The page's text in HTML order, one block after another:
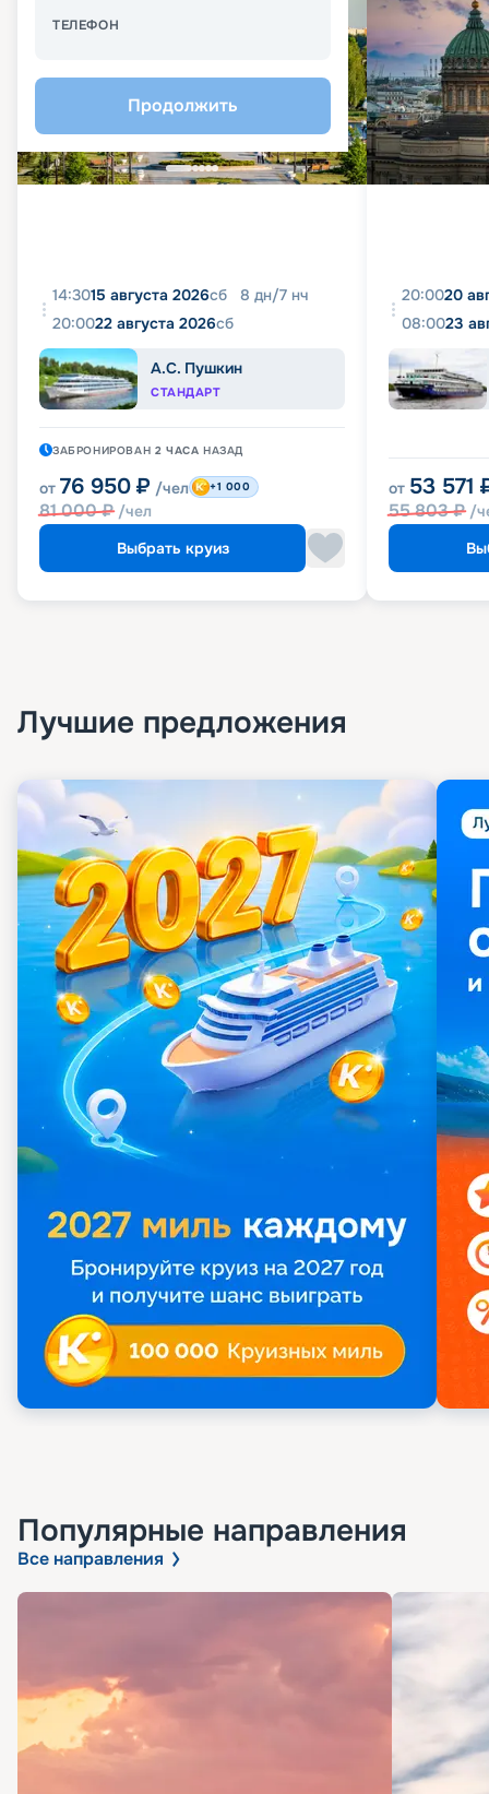
ТЕЛЕФОН
Продолжить
14:3015 августа 2026сб 8 дн/7 нч
20:0022 августа 2026сб
А.С. Пушкин
СТАНДАРТ
ЗАБРОНИРОВАН 2 ЧАСА НАЗАД
от 76 950 ₽ /чел
81 000₽ /чел
+1 000
Выбрать круиз
20:0020
08:0023
от 53 571
55 803₽ /
Лучшие предложения
Популярные направления
Все направления